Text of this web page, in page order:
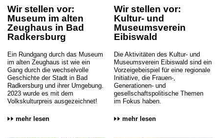
Wir stellen vor:
Museum im alten
Zeughaus in Bad
Radkersburg
Ein Rundgang durch das Museum
im alten Zeughaus ist wie ein
Gang durch die wechselvolle
Geschichte der Stadt in Bad
Radkersburg und ihrer Umgebung.
2023 wurde es mit dem
Volkskulturpreis ausgezeichnet!
mehr lesen
Wir stellen vor:
Kultur- und
Museumsverein
Eibiswald
Die Aktivitäten des Kultur- und
Museumsverein Eibiswald sind ein
Vorzeigebeispiel für eine regionale
Initiative, die Frauen-,
Generationen- und
gesellschaftspolitische Themen
im Fokus haben.
mehr lesen